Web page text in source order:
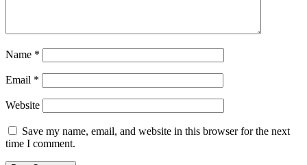
Name *
Email *
Website
Save my name, email, and website in this browser for the next
time I comment.